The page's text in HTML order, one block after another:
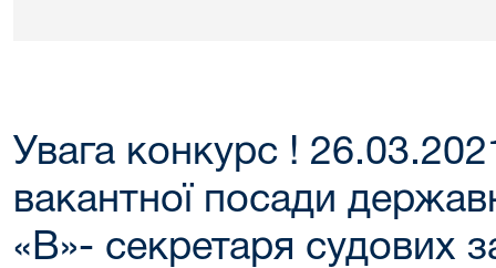
Увага конкурс !
вакантної посади
«В»- секретаря судових